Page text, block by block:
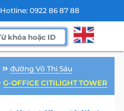
Hotline: 0922 86 87 88
đường Võ Thị Sáu
G-OFFICE CITILIGHT TOWER